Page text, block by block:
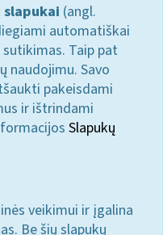
slapukai (angl.
automatiškai
Taip pat
naudojimu. Savo
pakeisdami
ir ištrindami
Slapukų
veikimui ir įgalina
Be šių slapukų